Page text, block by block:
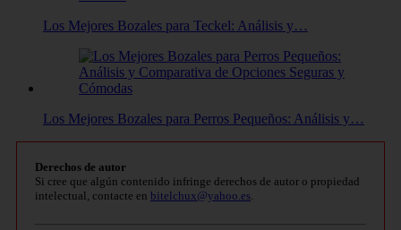
Los Mejores Bozales para Teckel: Análisis y…
Los Mejores Bozales para Perros Pequeños: Análisis y…
Derechos de autor
Si cree que algún contenido infringe derechos de autor o propiedad
intelectual, contacte en bitelchux@yahoo.es.